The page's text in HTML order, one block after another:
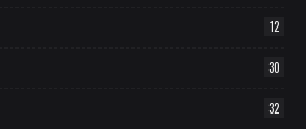
12
30
32